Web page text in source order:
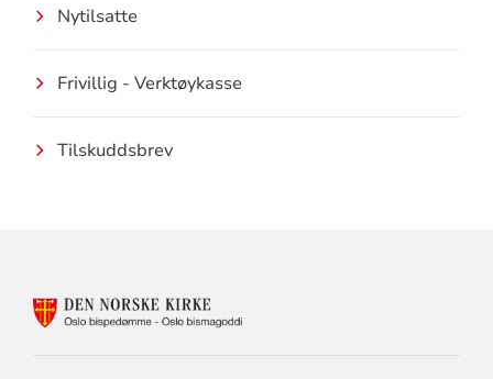
Nytilsatte
Frivillig - Verktøykasse
Tilskuddsbrev